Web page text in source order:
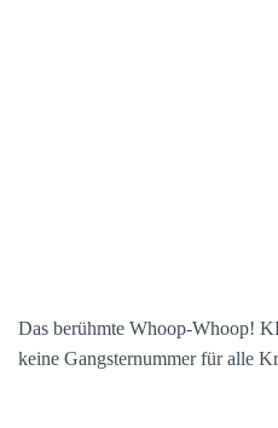
Das berühmte Whoop-Whoop!
keine Gangsternummer für alle